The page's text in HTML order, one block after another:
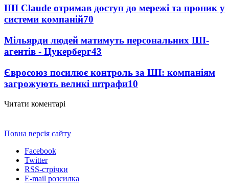
ШІ Claude отримав доступ до мережі та проник у
системи компаній70
Мільярди людей матимуть персональних ШІ-
агентів - Цукерберг43
Євросоюз посилює контроль за ШІ: компаніям
загрожують великі штрафи10
Читати коментарі
Повна версія сайту
Facebook
Twitter
RSS-стрічки
E-mail розсилка